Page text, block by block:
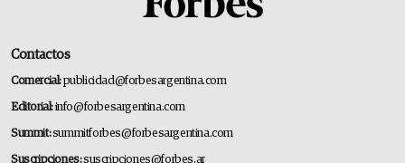
Contactos
Comercial:publicidad@forbesargentina.com
Editorial:info@forbesargentina.com
Summit:summitforbes@forbesargentina.com
Suscripciones:suscripciones@forbes.ar